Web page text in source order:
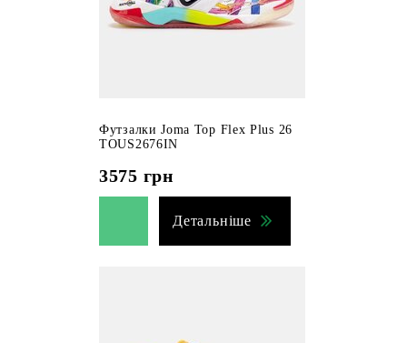
Футзалки Joma Top Flex Plus 26
TOUS2676IN
3575 грн
Детальніше